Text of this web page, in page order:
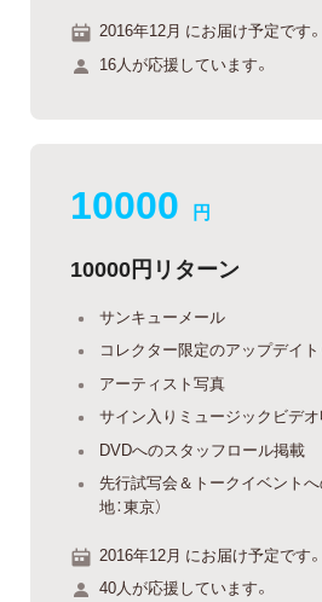
2016年12月 にお届け予定です。
16人が応援しています。
10000 円
10000円リターン
サンキューメール
コレクター限定のアップデイト
アーティスト写真
サイン入りミュージックビデ
DVDへのスタッフロール掲載
先行試写会＆トークイベントへ
地：東京）
2016年12月 にお届け予定です。
40人が応援しています。